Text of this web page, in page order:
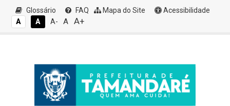
Glossário FAQ Mapa do Site
Acessibilidade
A
A A- A A+